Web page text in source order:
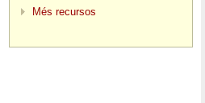
Més recursos